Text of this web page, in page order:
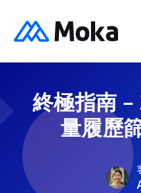
終極指南
量履歷